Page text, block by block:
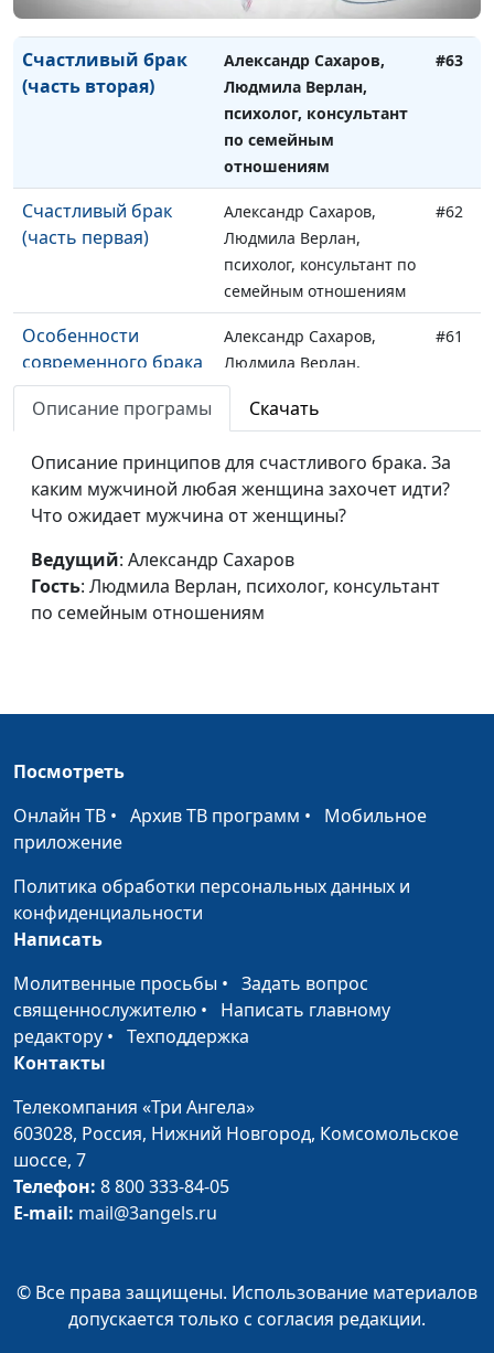
семейным отношениям
Счастливый брак
(часть вторая)
Александр Сахаров,
Людмила Верлан,
психолог, консультант
по семейным
отношениям
#63
Счастливый брак
(часть первая)
Александр Сахаров,
Людмила Верлан,
психолог, консультант по
семейным отношениям
#62
Особенности
современного брака
(часть вторая)
Александр Сахаров,
Людмила Верлан,
психолог, консультант по
семейным отношениям
#61
Особенности
современного брака
(часть первая)
Александр Сахаров,
Людмила Верлан,
психолог, консультант по
#60
Уважение к мужчине
(часть вторая)
Александр Сахаров,
Людмила Верлан,
#59
Уважение к мужчине
Александр Сахаров,
#58
Потребности
мужчины (часть
вторая)
психолог, консультант по
мужчины (часть
первая)
Людмила Верлан,
психолог, консультант по
семейным отношениям
как не разрушить
семью
Людмила Верлан,
психолог, консультант по
Гармоничная семья:
семейным отношениям
Гармоничная семья:
Александр Сахаров,
Описание програмы Скачать
Описание принципов для счастливого брака. За
каким мужчиной любая женщина захочет идти?
Что ожидает мужчина от женщины?
Ведущий: Александр Сахаров
Гость: Людмила Верлан, психолог, консультант
по семейным отношениям
Посмотреть
Онлайн ТВ • Архив ТВ программ • Мобильное
приложение
Политика обработки персональных данных и
конфиденциальности
Написать
Молитвенные просьбы • Задать вопрос
священнослужителю • Написать главному
редактору • Техподдержка
Контакты
Телекомпания «Три Ангела»
603028, Россия, Нижний Новгород, Комсомольское
шоссе, 7
Телефон: 8 800 333-84-05
E-mail: mail@3angels.ru
© Все права защищены. Использование материалов
допускается только с согласия редакции.